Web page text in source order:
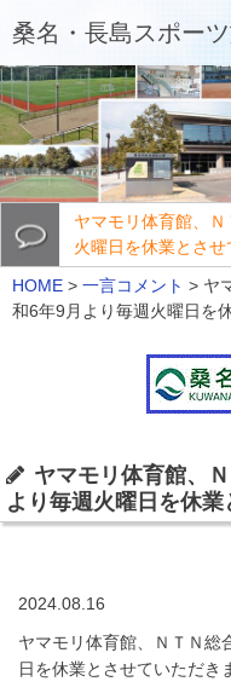
桑名・長島スポー
ヤマモリ体育館、
火曜日を休業とさせ
HOME > 一言コメント > ヤ
和6年9月より毎週火曜日を
ヤマモリ体育館、
より毎週火曜日を休業
2024.08.16
ヤマモリ体育館、ＮＴＮ
日を休業とさせていただき